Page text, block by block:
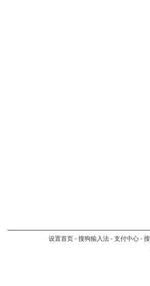
设置首页 - 搜狗输入法 - 支付中心 -